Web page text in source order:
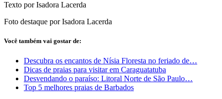
Texto por Isadora Lacerda
Foto destaque por Isadora Lacerda
Você também vai gostar de:
Descubra os encantos de Nísia Floresta no feriado de…
Dicas de praias para visitar em Caraguatatuba
Desvendando o paraíso: Litoral Norte de São Paulo…
Top 5 melhores praias de Barbados